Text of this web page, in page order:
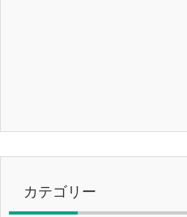
カテゴリー